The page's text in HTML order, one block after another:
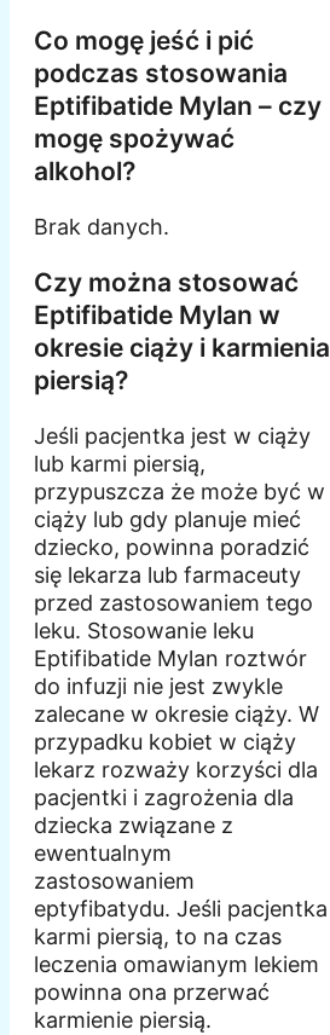
Co mogę jeść i pić
podczas stosowania
Eptifibatide Mylan – czy
mogę spożywać
alkohol?
Brak danych.
Czy można stosować
Eptifibatide Mylan w
okresie ciąży i karmienia
piersią?
Jeśli pacjentka jest w ciąży
lub karmi piersią,
przypuszcza że może być w
ciąży lub gdy planuje mieć
dziecko, powinna poradzić
się lekarza lub farmaceuty
przed zastosowaniem tego
leku. Stosowanie leku
Eptifibatide Mylan roztwór
do infuzji nie jest zwykle
zalecane w okresie ciąży. W
przypadku kobiet w ciąży
lekarz rozważy korzyści dla
pacjentki i zagrożenia dla
dziecka związane z
ewentualnym
zastosowaniem
eptyfibatydu. Jeśli pacjentka
karmi piersią, to na czas
leczenia omawianym lekiem
powinna ona przerwać
karmienie piersią.